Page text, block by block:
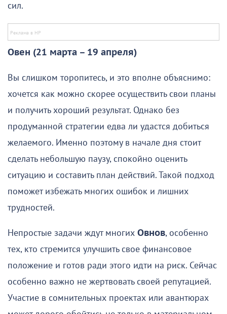
сил.
Овен (21 марта – 19 апреля)
Вы слишком торопитесь, и это вполне объяснимо:
хочется как можно скорее осуществить свои планы
и получить хороший результат. Однако без
продуманной стратегии едва ли удастся добиться
желаемого. Именно поэтому в начале дня стоит
сделать небольшую паузу, спокойно оценить
ситуацию и составить план действий. Такой подход
поможет избежать многих ошибок и лишних
трудностей.
Непростые задачи ждут многих Овнов, особенно
тех, кто стремится улучшить свое финансовое
положение и готов ради этого идти на риск. Сейчас
особенно важно не жертвовать своей репутацией.
Участие в сомнительных проектах или авантюрах